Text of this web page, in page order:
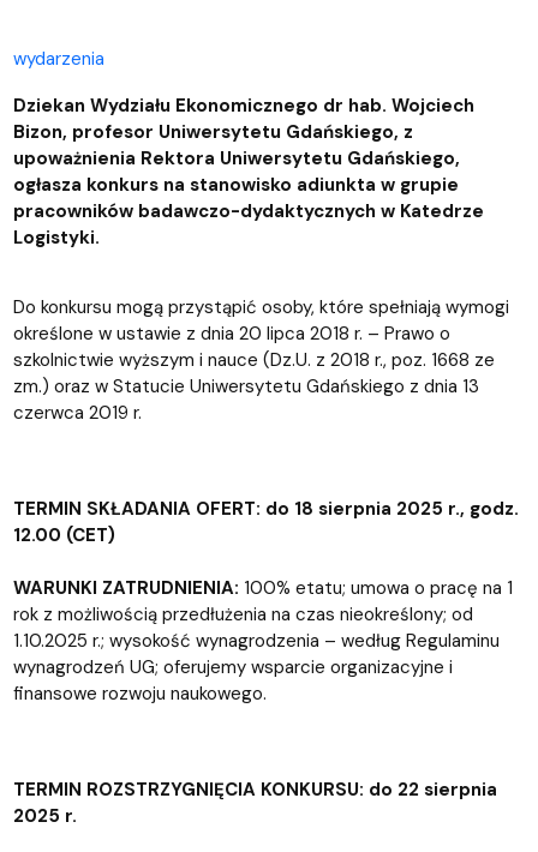
wydarzenia
Dziekan Wydziału Ekonomicznego dr hab. Wojciech
Bizon, profesor Uniwersytetu Gdańskiego, z
upoważnienia Rektora Uniwersytetu Gdańskiego,
ogłasza konkurs na stanowisko adiunkta w grupie
pracowników badawczo-dydaktycznych w Katedrze
Logistyki.
Do konkursu mogą przystąpić osoby, które spełniają wymogi
określone w ustawie z dnia 20 lipca 2018 r. – Prawo o
szkolnictwie wyższym i nauce (Dz.U. z 2018 r., poz. 1668 ze
zm.) oraz w Statucie Uniwersytetu Gdańskiego z dnia 13
czerwca 2019 r.
TERMIN SKŁADANIA OFERT: do 18 sierpnia 2025 r., godz.
12.00 (CET)
WARUNKI ZATRUDNIENIA: 100% etatu; umowa o pracę na 1
rok z możliwością przedłużenia na czas nieokreślony; od
1.10.2025 r.; wysokość wynagrodzenia – według Regulaminu
wynagrodzeń UG; oferujemy wsparcie organizacyjne i
finansowe rozwoju naukowego.
TERMIN ROZSTRZYGNIĘCIA KONKURSU: do 22 sierpnia
2025 r.